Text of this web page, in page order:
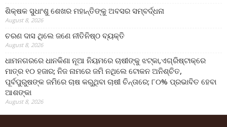
ଶିକ୍ଷକ ସୁଧାଂଶୁ ଶେଖର ମହାନ୍ତିଙ୍କୁ ଅବସର ସମ୍ବର୍ଦ୍ଧନା
August 8, 2026
ଚରଣ ଦାସ ଥିଲେ ଜଣେ ନୀତିନିଷ୍ଠ ବ୍ୟକ୍ତି
August 8, 2026
ଧାମନଗରରେ ଧାନକିଣା ନୂଆ ନିୟମରେ ଚାଷୀଙ୍କୁ ଝଟ୍‌କା,ଏଗ୍ରିଷ୍ଟାକ୍‌ରେ
ମାତ୍ର ୧୦ ହଜାର; ନିଜ ନାମରେ ଜମି ନଥିଲେ ଟୋକନ ଅନିଶ୍ଚିତ,
ପୂର୍ବପୁରୁଷଙ୍କ ଜମିରେ ଚାଷ କରୁଥିବା ଚାଷୀ ଚିନ୍ତାରେ; ୮୦% ପ୍ରଭାବିତ ହେବା
ଆଶଙ୍କା
August 8, 2026